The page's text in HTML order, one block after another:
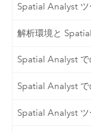
Spatial Analyst
解析環境と
Spatial Analyst で
Spatial Analyst
Spatial Analyst